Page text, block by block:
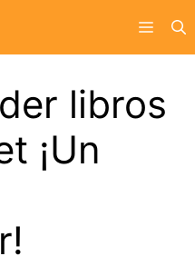
Menú
libros
¡Un